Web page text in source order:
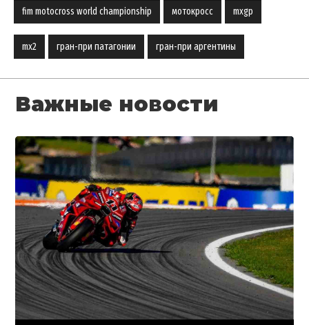
fim motocross world championship мотокросс mxgp
mx2 гран-при патагонии гран-при аргентины
Важные новости